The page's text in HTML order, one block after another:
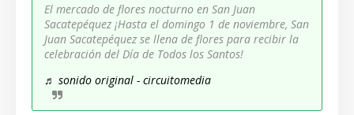
El mercado de flores nocturno en San Juan
Sacatepéquez ¡Hasta el domingo 1 de noviembre, San
Juan Sacatepéquez se llena de flores para recibir la
celebración del Día de Todos los Santos!
♬ sonido original - circuitomedia